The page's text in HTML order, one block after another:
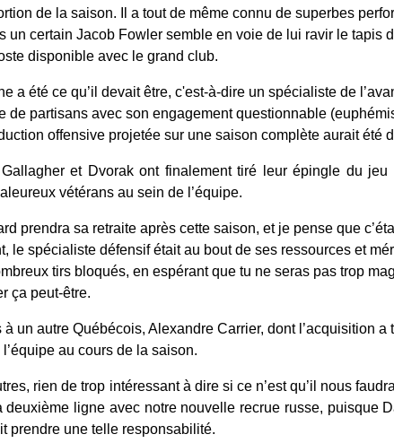
de la saison. Il a tout de même connu de superbes
un certain Jacob Fowler semble en voie de lui ravir le tapis
disponible avec le grand club.
a été ce qu’il devait être, c'est-à-dire un spécialiste de
de partisans avec son engagement questionnable
offensive projetée sur une saison complète aurait été
et Dvorak ont finalement tiré leur épingle du jeu
vétérans au sein de l’équipe.
prendra sa retraite après cette saison, et je pense que
le spécialiste défensif était au bout de ses ressources et
tirs bloqués, en espérant que tu ne seras pas trop
ça peut-être.
à un autre Québécois, Alexandre Carrier, dont l’acquisition a
au cours de la saison.
rien de trop intéressant à dire si ce n’est qu’il nous
deuxième ligne avec notre nouvelle recrue russe, puisque
prendre une telle responsabilité.